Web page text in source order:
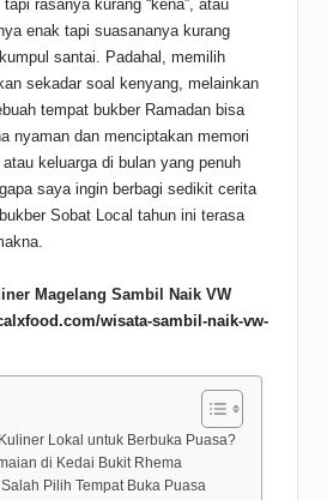
rasanya kurang “kena”, atau
enak tapi suasananya kurang
santai. Padahal, memilih
sekadar soal kenyang, melainkan
tempat bukber Ramadan bisa
nyaman dan menciptakan memori
keluarga di bulan yang penuh
saya ingin berbagi sedikit cerita
Sobat Local tahun ini terasa
Magelang Sambil Naik VW
wisata-sambil-naik-vw-
Lokal untuk Berbuka Puasa?
di Kedai Bukit Rhema
Pilih Tempat Buka Puasa